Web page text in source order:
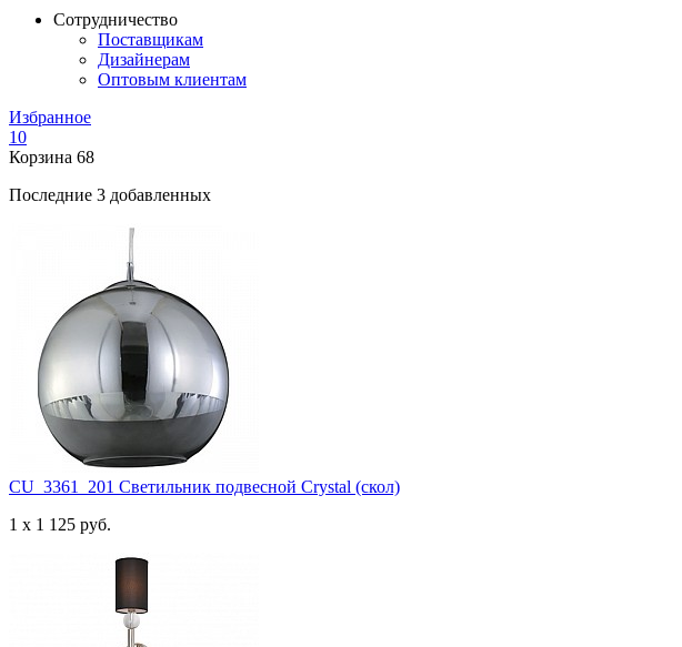
Сотрудничество
Поставщикам
Дизайнерам
Оптовым клиентам
Избранное
10
Корзина 68
Последние 3 добавленных
CU_3361_201 Светильник подвесной Crystal (скол)
1 x 1 125 руб.